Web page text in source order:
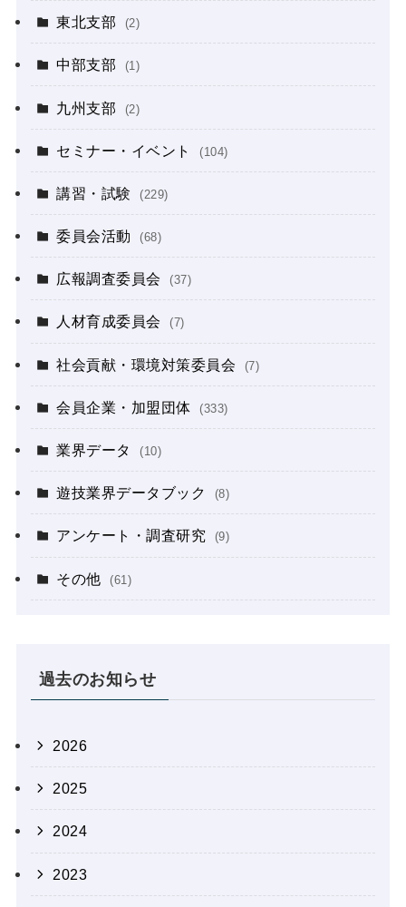
東北支部 (2)
中部支部 (1)
九州支部 (2)
セミナー・イベント (104)
講習・試験 (229)
委員会活動 (68)
広報調査委員会 (37)
人材育成委員会 (7)
社会貢献・環境対策委員会 (7)
会員企業・加盟団体 (333)
業界データ (10)
遊技業界データブック (8)
アンケート・調査研究 (9)
その他 (61)
過去のお知らせ
2026
2025
2024
2023